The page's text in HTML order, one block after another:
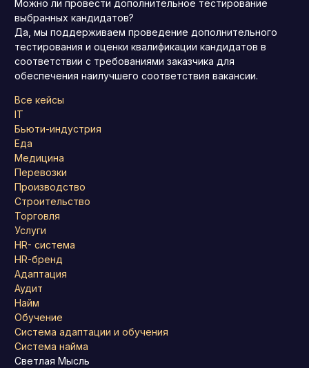
Можно ли провести дополнительное тестирование
выбранных кандидатов?
Да, мы поддерживаем проведение дополнительного
тестирования и оценки квалификации кандидатов в
соответствии с требованиями заказчика для
обеспечения наилучшего соответствия вакансии.
Все кейсы
IT
Бьюти-индустрия
Еда
Медицина
Перевозки
Производство
Строительство
Торговля
Услуги
HR- система
HR-бренд
Адаптация
Аудит
Найм
Обучение
Система адаптации и обучения
Система найма
Светлая Мысль